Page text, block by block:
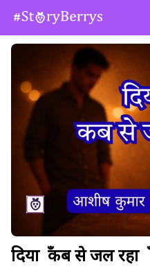
दिया हूँ कब से जल रहा हूँ